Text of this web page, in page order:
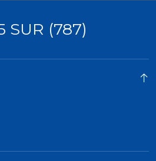
SUR (787)